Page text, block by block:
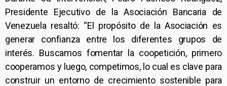
Presidente Ejecutivo de la Asociación Bancaria de
Venezuela resaltó: “El propósito de la Asociación es
generar confianza entre los diferentes grupos de
interés. Buscamos fomentar la coopetición, primero
cooperamos y luego, competimos, lo cual es clave para
construir un entorno de crecimiento sostenible para